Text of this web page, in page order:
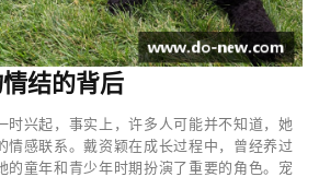
结的背后
时兴起，事实上，许多人可能并不知道，她
情感联系。戴资颖在成长过程中，曾经养过
的童年和青少年时期扮演了重要的角色。宠